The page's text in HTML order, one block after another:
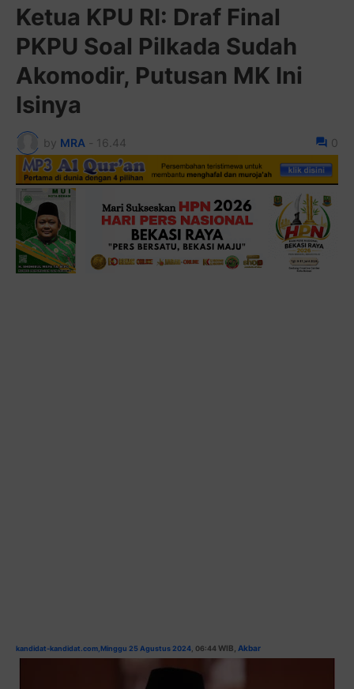
Ketua KPU RI: Draf Final
PKPU Soal Pilkada Sudah
Akomodir, Putusan MK Ini
Isinya
by MRA - 16.44 0
kandidat-kandidat.com,Minggu 25 Agustus 2024 , 06:44WIB, Akbar